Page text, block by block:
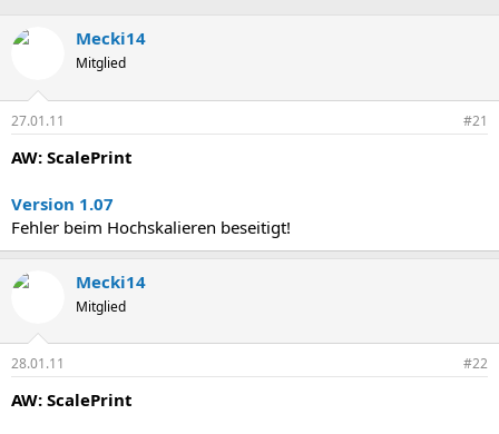
l
l
t
m
Mecki14
Mitglied
27.01.11 #21
AW: ScalePrint
Version 1.07
Fehler beim Hochskalieren beseitigt!
Mecki14
Mitglied
28.01.11 #22
AW: ScalePrint